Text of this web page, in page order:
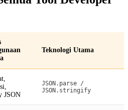
Teknologi Utama
JSON
JSON.parse /
JSON.stringify